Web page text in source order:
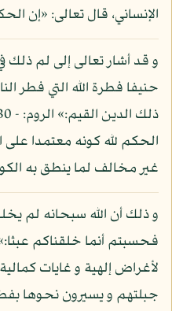
الإنساني، قال تعالى: «إن
و قد أشار تعالى إلى لم
حنيفا فطرة الله التي فطر
الحكم لله كونه معتمدا على
غير مخالف لما ينطق به
و ذلك أن الله سبحانه لم
لأغراض إلهية و غايات
جبلتهم و يسيرون نحوها